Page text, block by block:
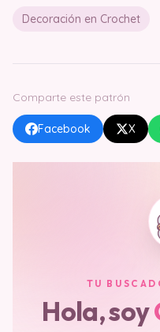
Decoración en Crochet
Comparte este patrón
Facebook X
TU
Hola, soy